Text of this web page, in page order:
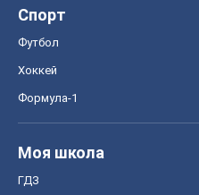
Спорт
Футбол
Хоккей
Формула-1
Моя школа
ГДЗ